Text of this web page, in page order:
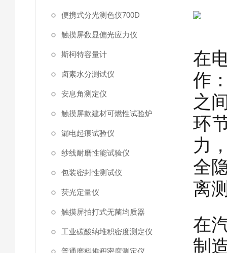
便携式分光测色仪700D
触摸屏数显偏光应力仪
斯柯特容量计
卤素水分测试仪
安息角测定仪
触摸屏款建材可燃性试验炉
漏电起痕试验仪
纱线耐磨性能试验仪
包装密封性测试仪
荧光定量仪
触摸屏拍打式无菌均质器
工业碳酸纳堆积密度测定仪
普通磨料堆积密度测定仪
在
作
之
环
力
全
离
在
制